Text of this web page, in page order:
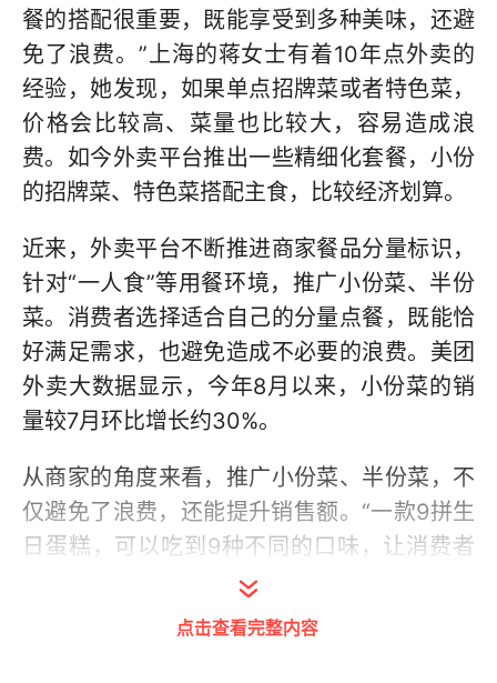
餐的搭配很重要，既能享受到多种美味，还避
免了浪费。”上海的蒋女士有着10年点外卖的
经验，她发现，如果单点招牌菜或者特色菜，
价格会比较高、菜量也比较大，容易造成浪
费。如今外卖平台推出一些精细化套餐，小份
的招牌菜、特色菜搭配主食，比较经济划算。
近来，外卖平台不断推进商家餐品分量标识，
针对“一人食”等用餐环境，推广小份菜、半份
菜。消费者选择适合自己的分量点餐，既能恰
好满足需求，也避免造成不必要的浪费。美团
外卖大数据显示，今年8月以来，小份菜的销
量较7月环比增长约30%。
从商家的角度来看，推广小份菜、半份菜，不
仅避免了浪费，还能提升销售额。“一款9拼生
日蛋糕，可以吃到9种不同的口味，让消费者
花同样的钱，吃到更多口味的蛋糕，避免了浪
费。”北京一家糕点品牌企业负责人说，消费者
点击查看完整内容